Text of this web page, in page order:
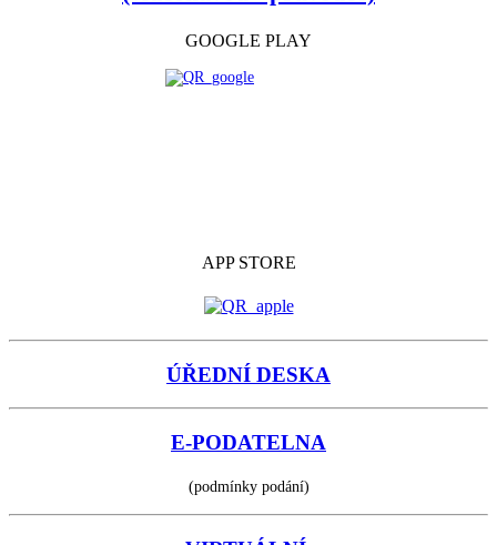
GOOGLE PLAY
APP STORE
ÚŘEDNÍ DESKA
E-PODATELNA
(podmínky podání)